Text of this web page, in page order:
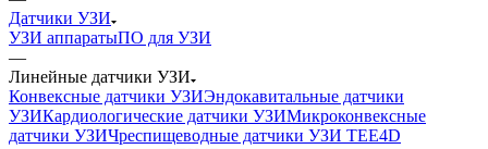
Датчики УЗИ
УЗИ аппаратыПО для УЗИ
—
Линейные датчики УЗИ
Конвексные датчики УЗИЭндокавитальные датчики
УЗИКардиологические датчики УЗИМикроконвексные
датчики УЗИЧреспищеводные датчики УЗИ TEE4D